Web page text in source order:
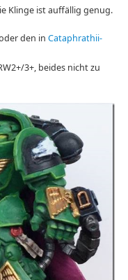
Klinge ist auffällig genug.
den in Cataphrathii-
3+, beides nicht zu